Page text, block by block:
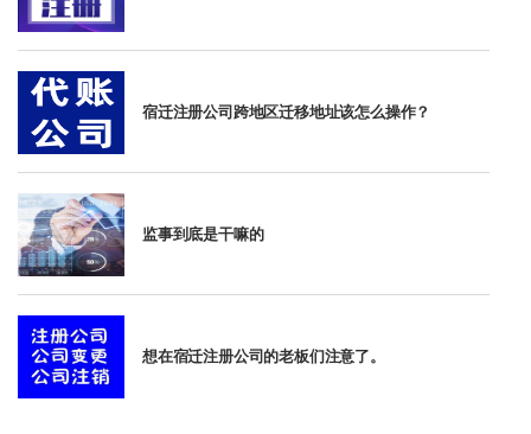
宿迁注册公司跨地区迁移地址该怎么操作？
监事到底是干嘛的
想在宿迁注册公司的老板们注意了。